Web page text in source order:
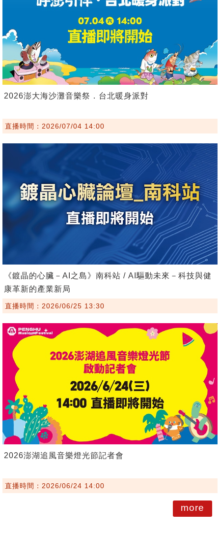
2026澎大海沙灘音樂祭．台北暖身派對
直播時間：2026/07/04 14:00
《鍍晶的心臟－AI之島》南科站 / AI驅動未來－科技與健
康革新的產業新局
直播時間：2026/06/25 13:30
2026澎湖追風音樂燈光節記者會
直播時間：2026/06/24 14:00
more